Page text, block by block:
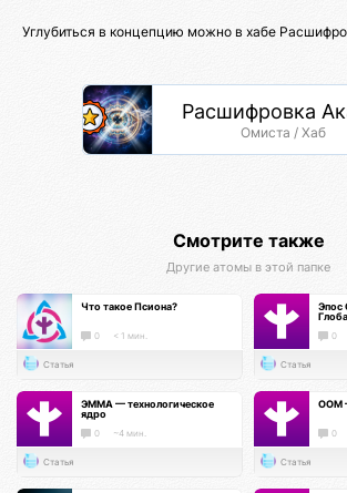
Углубиться в концепцию можно в хабе
Расшифровка
Омиста / Хаб
Смотрите также
Другие атомы в этой папке
Что такое Псиона?
0 < 1 мин.
Статья
Эпос
0
Статья
ЭММА — технологическое
ядро
0 ~4 мин.
Статья
ООМ
0
Статья